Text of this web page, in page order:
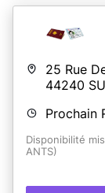
25 Rue
44240
Prochain
Disponibilité
ANTS)